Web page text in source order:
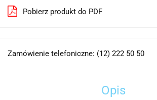
Pobierz produkt do PDF
Zamówienie telefoniczne: (12) 222 50 50
Opis